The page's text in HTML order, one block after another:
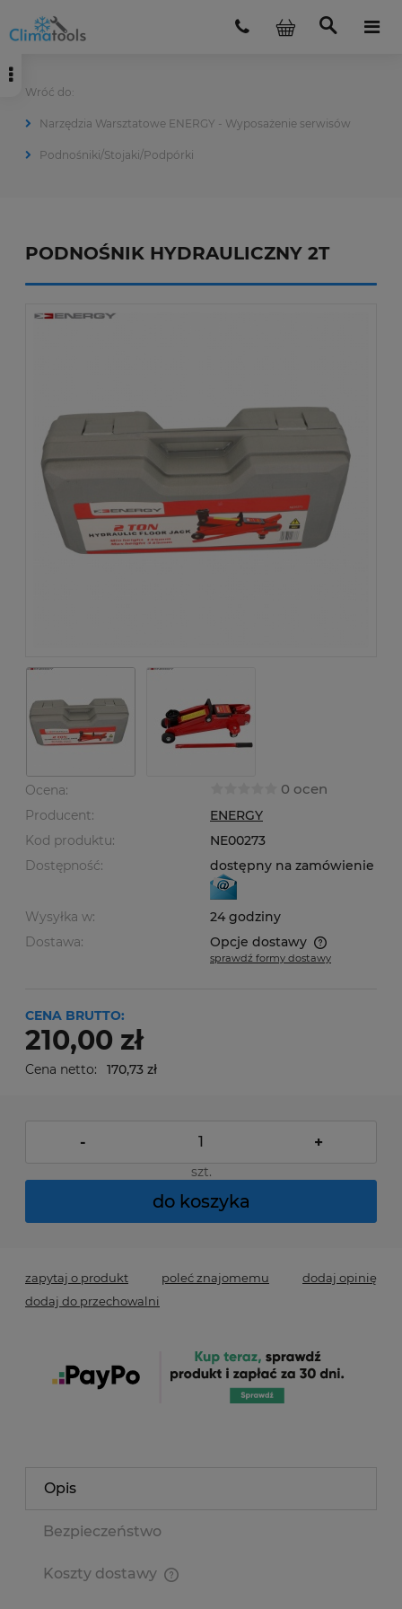
Narzędzia Warsztatowe ENERGY - Wyposażenie serwisów
Podnośniki/Stojaki/Podpórki
PODNOŚNIK HYDRAULICZNY 2T
Ocena: 0 ocen
Producent:
ENERGY
Kod produktu:
NE00273
Dostępność:
dostępny na zamówienie
Wysyłka w:
24 godziny
Dostawa:
Opcje dostawy
Cena nie zawiera ewentualnych kosztów płatności
sprawdź formy dostawy
CENA BRUTTO:
210,00 zł
Cena netto: 170,73 zł
- +
szt.
do koszyka
zapytaj o produkt poleć znajomemu
dodaj opinię
dodaj do przechowalni
Opis
Bezpieczeństwo
Koszty dostawy